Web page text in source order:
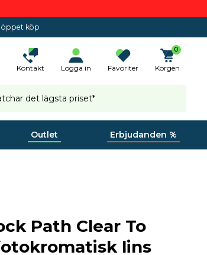
öppet köp
Kontakt Logga in Favoriter
0
Korgen
det lägsta priset*
Outlet Erbjudanden %
Path Clear To
lins